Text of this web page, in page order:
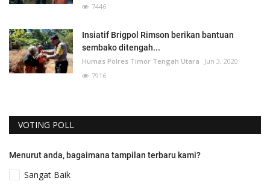
7446
Insiatif Brigpol Rimson berikan bantuan
sembako ditengah...
Humas Polres Timor Tengah Utara
Jun 3, 2020
7916
VOTING POLL
Menurut anda, bagaimana tampilan terbaru kami?
Sangat Baik